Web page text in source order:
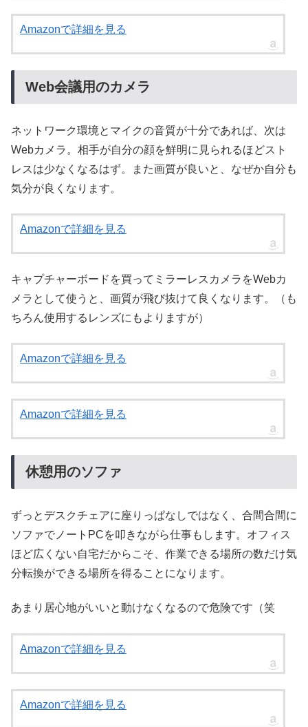
Amazonで詳細を見る
Web会議用のカメラ
ネットワーク環境とマイクの音質が十分であれば、次は
Webカメラ。相手が自分の顔を鮮明に見られるほどスト
レスは少なくなるはず。また画質が良いと、なぜか自分も
気分が良くなります。
Amazonで詳細を見る
キャプチャーボードを買ってミラーレスカメラをWebカ
メラとして使うと、画質が飛び抜けて良くなります。（も
ちろん使用するレンズにもよりますが）
Amazonで詳細を見る
Amazonで詳細を見る
休憩用のソファ
ずっとデスクチェアに座りっぱなしではなく、合間合間に
ソファでノートPCを叩きながら仕事もします。オフィス
ほど広くない自宅だからこそ、作業できる場所の数だけ気
分転換ができる場所を得ることになります。
あまり居心地がいいと動けなくなるので危険です（笑
Amazonで詳細を見る
Amazonで詳細を見る